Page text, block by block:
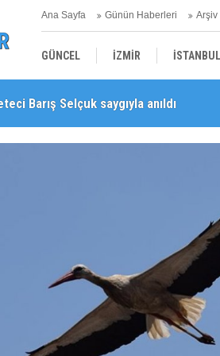
Ana Sayfa Günün Haberleri Arşiv
GÜNCEL İZMİR İSTANBUL
YEREL SAĞLIK
Barış Selçuk saygıyla anıldı